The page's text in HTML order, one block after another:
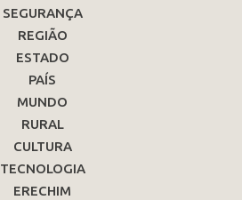
SEGURANÇA
REGIÃO
ESTADO
PAÍS
MUNDO
RURAL
CULTURA
TECNOLOGIA
ERECHIM